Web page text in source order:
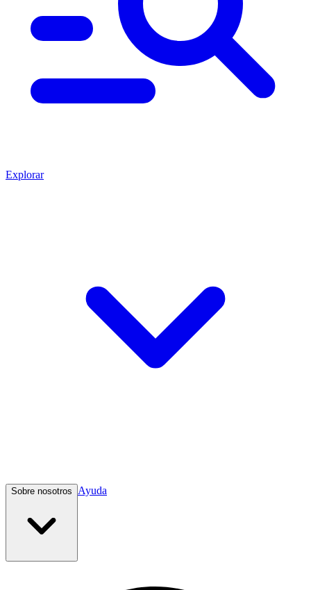
Explorar
Sobre nosotros Ayuda